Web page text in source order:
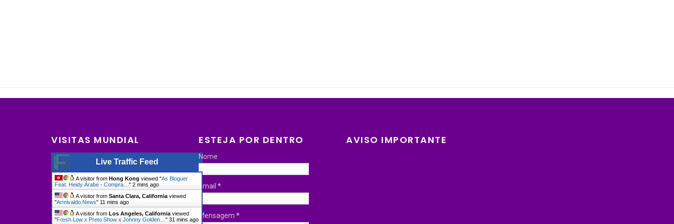
VISITAS MUNDIAL
Live Traffic Feed
A visitor from Hong Kong viewed "As Bloguer
Feat. Heidy Árabe - Compra… " 2 mins ago
A visitor from Santa Clara, California viewed
"Armivaldo News" 11 mins ago
A visitor from Los Angeles, California viewed
"Fresh Low x Preto Show x Johnny Golden… " 31 mins ago
ESTEJA POR DENTRO
Nome
Email *
Mensagem *
AVISO IMPORTANTE